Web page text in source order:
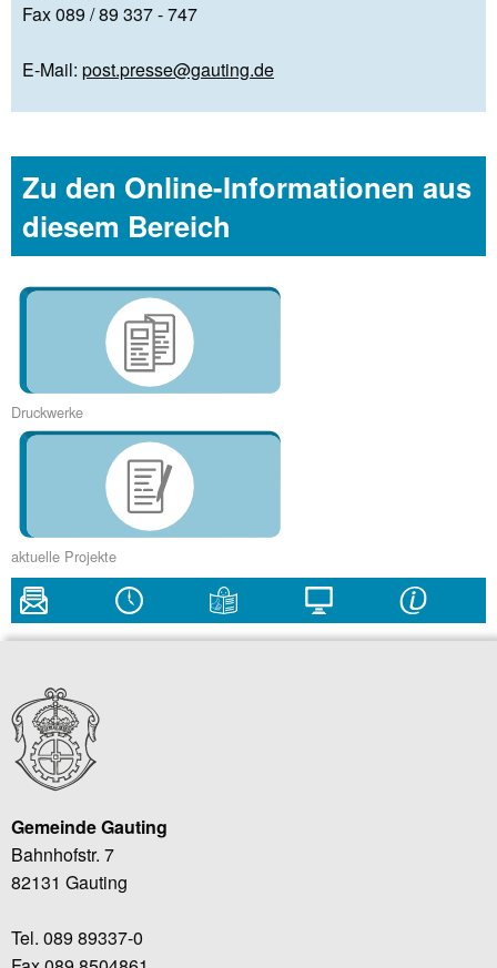
Fax 089 / 89 337 - 747
E-Mail: post.presse@gauting.de
Zu den Online-Informationen aus
diesem Bereich
Druckwerke
aktuelle Projekte
Gemeinde Gauting
Bahnhofstr. 7
82131 Gauting
Tel. 089 89337-0